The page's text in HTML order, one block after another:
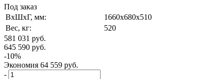
Под заказ
ВxШxГ, мм:
1660x680x510
Вес, кг:
520
581 031 руб.
645 590 руб.
-10%
Экономия 64 559 руб.
-